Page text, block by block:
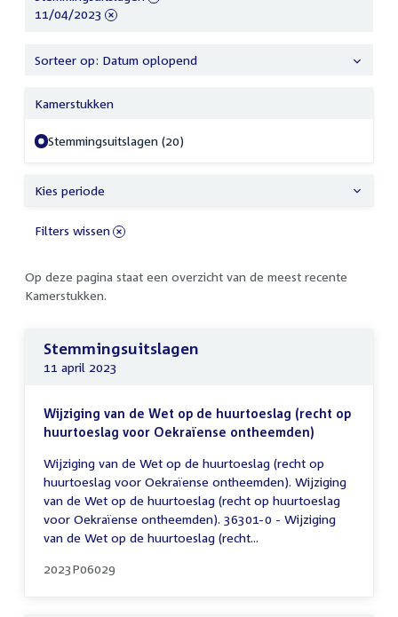
Op deze pagina staat een overzicht van de meest recente
Kamerstukken.
Stemmingsuitslagen
11 april 2023
Wijziging van de Wet op de huurtoeslag (recht op
huurtoeslag voor Oekraïense ontheemden)
Wijziging van de Wet op de huurtoeslag (recht op
huurtoeslag voor Oekraïense ontheemden). Wijziging
van de Wet op de huurtoeslag (recht op huurtoeslag
voor Oekraïense ontheemden). 36301-0 - Wijziging
van de Wet op de huurtoeslag (recht...
2023P06029
resultaten
filter
verwijder
11/04/2023
Sorteer op: Datum oplopend
Kamerstukken
Stemmingsuitslagen (20)
Kies periode
Filters wissen